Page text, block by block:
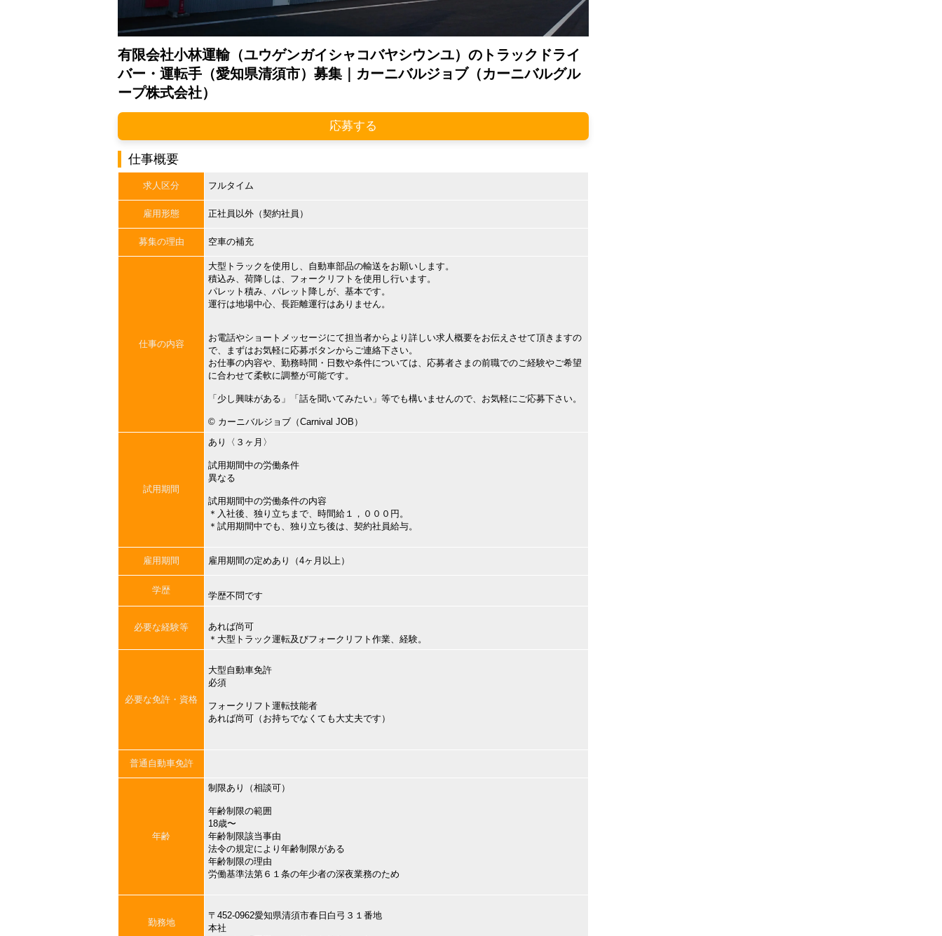
有限会社小林運輸（ユウゲンガイシャコバヤシウンユ）のトラックドライ
バー・運転手（愛知県清須市）募集｜カーニバルジョブ（カーニバルグル
ープ株式会社）
応募する
仕事概要
求人区分 フルタイム
雇用形態 正社員以外（契約社員）
募集の理由 空車の補充
仕事の内容
大型トラックを使用し、自動車部品の輸送をお願いします。
積込み、荷降しは、フォークリフトを使用し行います。
パレット積み、パレット降しが、基本です。
運行は地場中心、長距離運行はありません。
お電話やショートメッセージにて担当者からより詳しい求人概要をお伝えさせて頂きますの
で、まずはお気軽に応募ボタンからご連絡下さい。
お仕事の内容や、勤務時間・日数や条件については、応募者さまの前職でのご経験やご希望
に合わせて柔軟に調整が可能です。
「少し興味がある」「話を聞いてみたい」等でも構いませんので、お気軽にご応募下さい。
©︎ カーニバルジョブ（Carnival JOB）
試用期間
あり〈３ヶ月〉
試用期間中の労働条件
異なる
試用期間中の労働条件の内容
＊入社後、独り立ちまで、時間給１，０００円。
＊試用期間中でも、独り立ち後は、契約社員給与。
雇用期間 雇用期間の定めあり（4ヶ月以上）
学歴
学歴不問です
必要な経験等
あれば尚可
＊大型トラック運転及びフォークリフト作業、経験。
必要な免許・資格
大型自動車免許
必須
フォークリフト運転技能者
あれば尚可（お持ちでなくても大丈夫です）
普通自動車免許
年齢
制限あり（相談可）
年齢制限の範囲
18歳〜
年齢制限該当事由
法令の規定により年齢制限がある
年齢制限の理由
労働基準法第６１条の年少者の深夜業務のため
勤務地
〒452-0962愛知県清須市春日白弓３１番地
本社